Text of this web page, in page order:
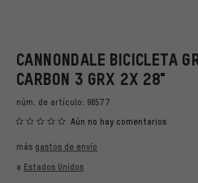
CANNONDALE BICICLETA
CARBON 3 GRX 2X 28"
núm. de artículo: 96577
Aún no hay comentarios
más gastos de envío
a Estados Unidos